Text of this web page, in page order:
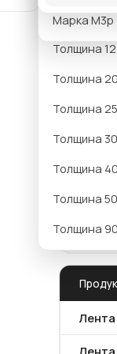
Толщина 10
Толщина
Толщина
Толщина
Толщина
Толщина
Толщина
Толщина
Марка М3р